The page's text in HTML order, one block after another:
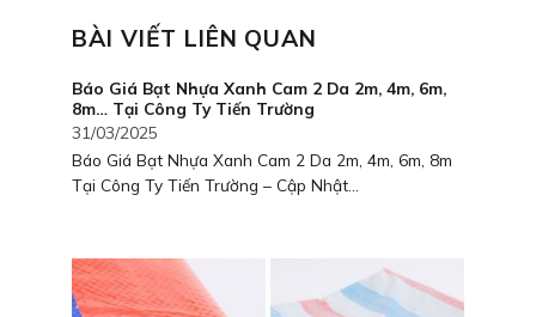
BÀI VIẾT LIÊN QUAN
Báo Giá Bạt Nhựa Xanh Cam 2 Da 2m, 4m, 6m,
8m… Tại Công Ty Tiến Trường
31/03/2025
Báo Giá Bạt Nhựa Xanh Cam 2 Da 2m, 4m, 6m, 8m
Tại Công Ty Tiến Trường – Cập Nhật...